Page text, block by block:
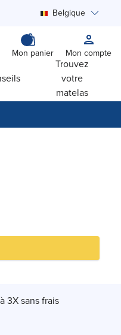
Belgique
Mon panier Mon compte
Trouvez
votre
matelas
3X sans frais